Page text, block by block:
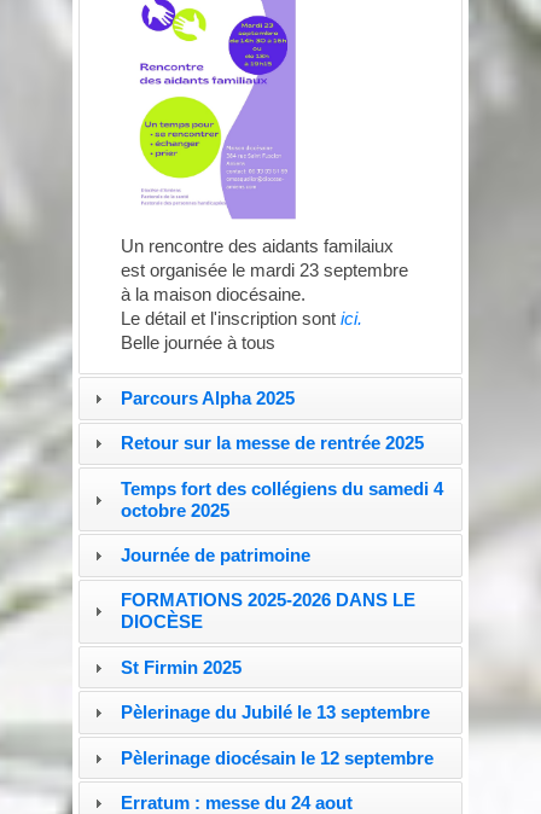
Un rencontre des aidants familaiux
est organisée le mardi 23 septembre
à la maison diocésaine.
Le détail et l'inscription sont ici.
Belle journée à tous
Parcours Alpha 2025
Retour sur la messe de rentrée 2025
Temps fort des collégiens du samedi 4
octobre 2025
Journée de patrimoine
FORMATIONS 2025-2026 DANS LE
DIOCÈSE
St Firmin 2025
Pèlerinage du Jubilé le 13 septembre
Pèlerinage diocésain le 12 septembre
Erratum : messe du 24 aout